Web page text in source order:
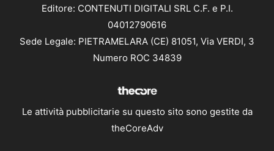
Editore: CONTENUTI DIGITALI SRL C.F. e P.I.
04012790616
Sede Legale: PIETRAMELARA (CE) 81051, Via VERDI, 3
Numero ROC 34839
Le attività pubblicitarie su questo sito sono gestite da
theCoreAdv